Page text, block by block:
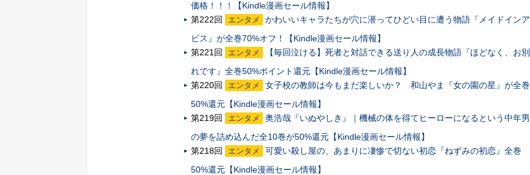
価格！！！【Kindle漫画セール情報】
第222回
エンタメ
かわいいキャラたちが穴に潜ってひどい目に遭う物語『メイドインア
ビス』が全巻70%オフ！【Kindle漫画セール情報】
第221回
エンタメ
【毎回泣ける】死者と対話できる送り人の成長物語『ほどなく、お別
れです』全巻50%ポイント還元【Kindle漫画セール情報】
第220回
エンタメ
女子校の教師は今もまだ楽しいか？ 和山やま『女の園の星』が全巻
50%還元【Kindle漫画セール情報】
第219回
エンタメ
奥浩哉『いぬやしき』｜機械の体を得てヒーローになるという中年男
の夢を詰め込んだ全10巻が50%還元【Kindle漫画セール情報】
第218回
エンタメ
可愛い殺し屋の、あまりに凄惨で切ない初恋『ねずみの初恋』全巻
50%還元【Kindle漫画セール情報】